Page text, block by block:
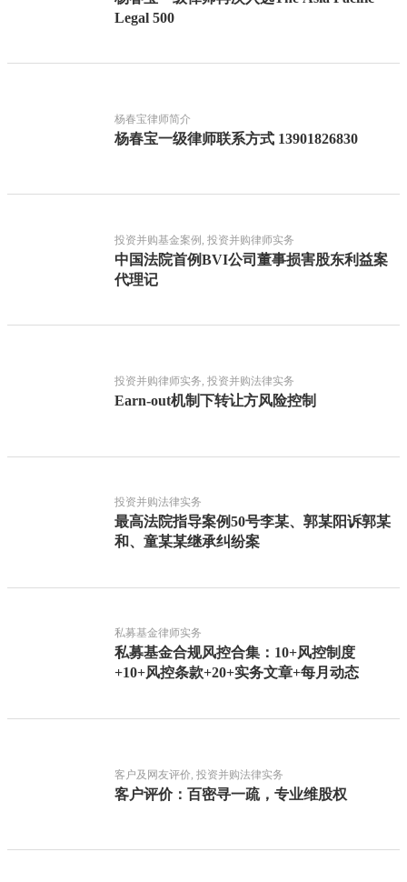
Legal 500
杨春宝律师简介
杨春宝一级律师联系方式 13901826830
投资并购基金案例, 投资并购律师实务
中国法院首例BVI公司董事损害股东利益案
代理记
投资并购律师实务, 投资并购法律实务
Earn-out机制下转让方风险控制
投资并购法律实务
最高法院指导案例50号李某、郭某阳诉郭某
和、童某某继承纠纷案
私募基金律师实务
私募基金合规风控合集：10+风控制度
+10+风控条款+20+实务文章+每月动态
客户及网友评价, 投资并购法律实务
客户评价：百密寻一疏，专业维股权